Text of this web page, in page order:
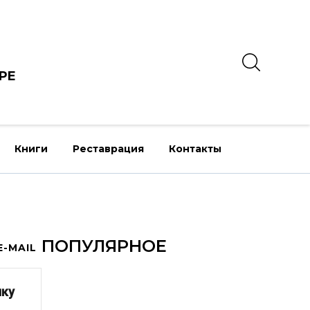
Книги Реставрация Контакты
ПОПУЛЯРНОЕ